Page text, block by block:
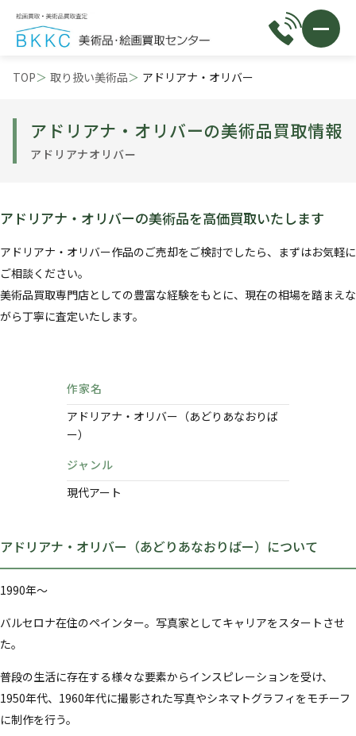
TOP 取り扱い美術品 アドリアナ・オリバー
アドリアナ・オリバーの美術品買取情報
アドリアナオリバー
アドリアナ・オリバーの美術品を高価買取いたします
アドリアナ・オリバー作品のご売却をご検討でしたら、まずはお気軽に
ご相談ください。
美術品買取専門店としての豊富な経験をもとに、現在の相場を踏まえな
がら丁寧に査定いたします。
作家名
アドリアナ・オリバー（あどりあなおりば
ー）
ジャンル
現代アート
アドリアナ・オリバー（あどりあなおりばー）について
1990年～
バルセロナ在住のペインター。写真家としてキャリアをスタートさせ
た。
普段の生活に存在する様々な要素からインスピレーションを受け、
1950年代、1960年代に撮影された写真やシネマトグラフィをモチーフ
に制作を行う。